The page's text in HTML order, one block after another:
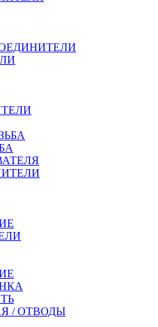
/ ОТВОДЫ